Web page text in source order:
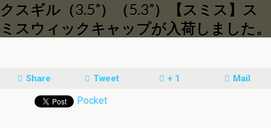
クスギル（3.5”）（5.3”）【スミス】ス
ミスウィックキャップが入荷しました。
Share Tweet + 1 Mail
Pocket